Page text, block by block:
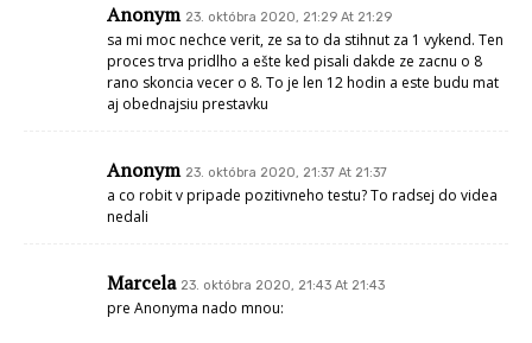
Anonym 23. októbra 2020, 21:29 At 21:29
sa mi moc nechce verit, ze sa to da stihnut za 1 vykend. Ten
proces trva pridlho a ešte ked pisali dakde ze zacnu o 8
rano skoncia vecer o 8. To je len 12 hodin a este budu mat
aj obednajsiu prestavku
Anonym 23. októbra 2020, 21:37 At 21:37
a co robit v pripade pozitivneho testu? To radsej do videa
nedali
Marcela 23. októbra 2020, 21:43 At 21:43
pre Anonyma nado mnou: